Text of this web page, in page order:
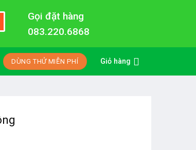
Gọi đặt hàng
083.220.6868
DÙNG THỬ MIỄN PHÍ Giỏ hàng